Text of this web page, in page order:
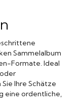
Sammelalbum
Formate. Ideal
Ihre Schätze
eine ordentliche,